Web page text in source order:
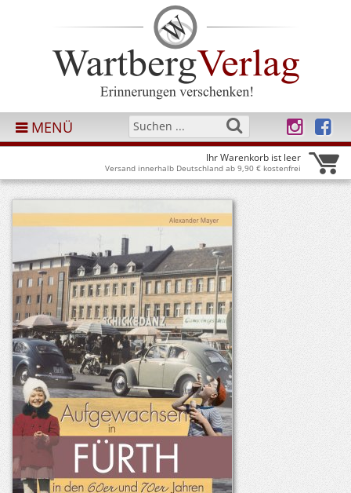
MENÜ
Ihr Warenkorb ist leer
Versand innerhalb Deutschland ab 9,90 € kostenfrei